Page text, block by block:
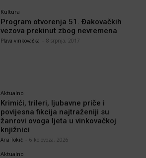
Kultura
Program otvorenja 51. Đakovačkih
vezova prekinut zbog nevremena
Plava vinkovačka 8 srpnja, 2017
Aktualno
Krimići, trileri, ljubavne priče i
povijesna fikcija najtraženiji su
žanrovi ovoga ljeta u vinkovačkoj
knjižnici
Ana Tokić 6 kolovoza, 2026
Aktualno